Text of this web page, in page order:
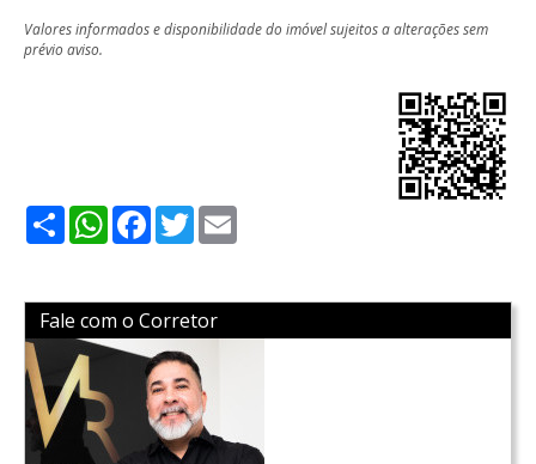
Valores informados e disponibilidade do imóvel sujeitos a alterações sem
prévio aviso.
ShareWhatsApp
Facebook
Twitter
Fale com o Corretor